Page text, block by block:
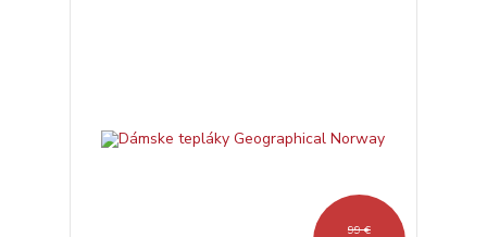
99 €